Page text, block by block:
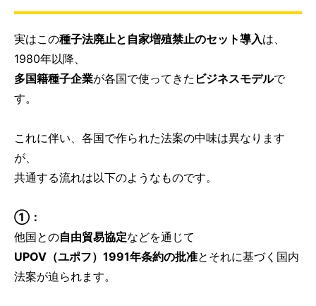
実はこの種子法廃止と自家増殖禁止のセット導入は、
1980年以降、
多国籍種子企業が各国で使ってきた ビジネスモデルで
す。
これに伴い、各国で作られた法案の中味は異なります
が、
共通する流れは以下のようなものです。
①：
他国との自由貿易協定などを通じて
UPOV（ユポフ）1991年条約の批准とそれに基づく国内
法案が迫られます。